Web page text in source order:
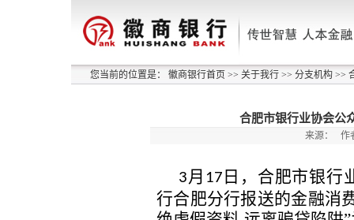
您当前的位置是： 徽商银行首页 >> 关于我行 >> 分支机构 >>
合肥市银行业协会公
来源： 作